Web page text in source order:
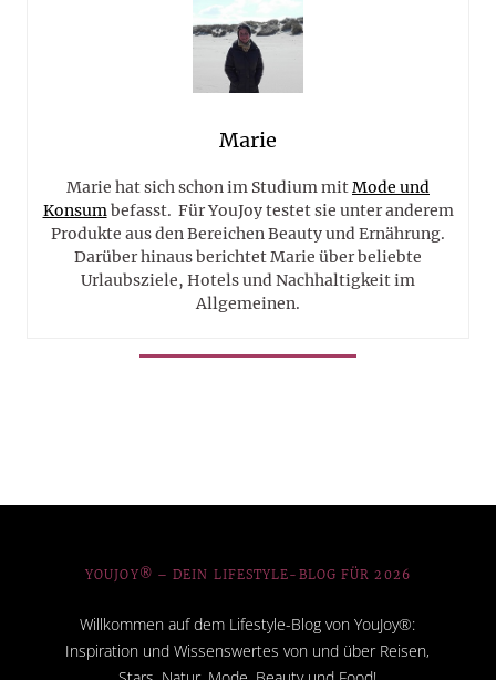
Marie
Marie hat sich schon im Studium mitMode und
Konsum befasst. Für YouJoy testet sie unter anderem
Produkte aus den Bereichen Beauty und Ernährung.
Darüber hinaus berichtet Marie über beliebte
Urlaubsziele, Hotels und Nachhaltigkeit im
Allgemeinen.
YOUJOY® – DEIN LIFESTYLE-BLOG FÜR 2026
Willkommen auf dem Lifestyle-Blog von YouJoy®:
Inspiration und Wissenswertes von und über Reisen,